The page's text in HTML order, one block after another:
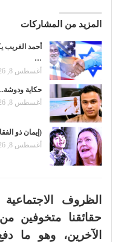
المزيد من المشاركات
أحمد الغريب
…
أغسطس 8, 2026
حكاية
أغسطس 8, 2026
(إيمان ذو
أغسطس 8, 2026
الظروف
حقائقنا متخوفين
الآخرين، وهو ما